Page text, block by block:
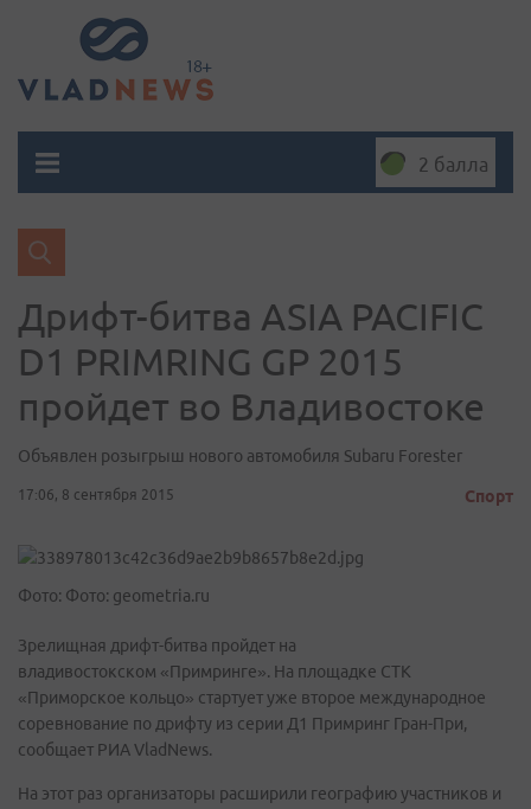
2 балла
Дрифт-битва ASIA PACIFIC
D1 PRIMRING GP 2015
пройдет во Владивостоке
Объявлен розыгрыш нового автомобиля Subaru Forester
17:06, 8 сентября 2015 Спорт
Фото: Фото: geometria.ru
Зрелищная дрифт-битва пройдет на
владивостокском «Примринге». На площадке СТК
«Приморское кольцо» стартует уже второе международное
соревнование по дрифту из серии Д1 Примринг Гран-При,
сообщает РИА VladNews.
На этот раз организаторы расширили географию участников и